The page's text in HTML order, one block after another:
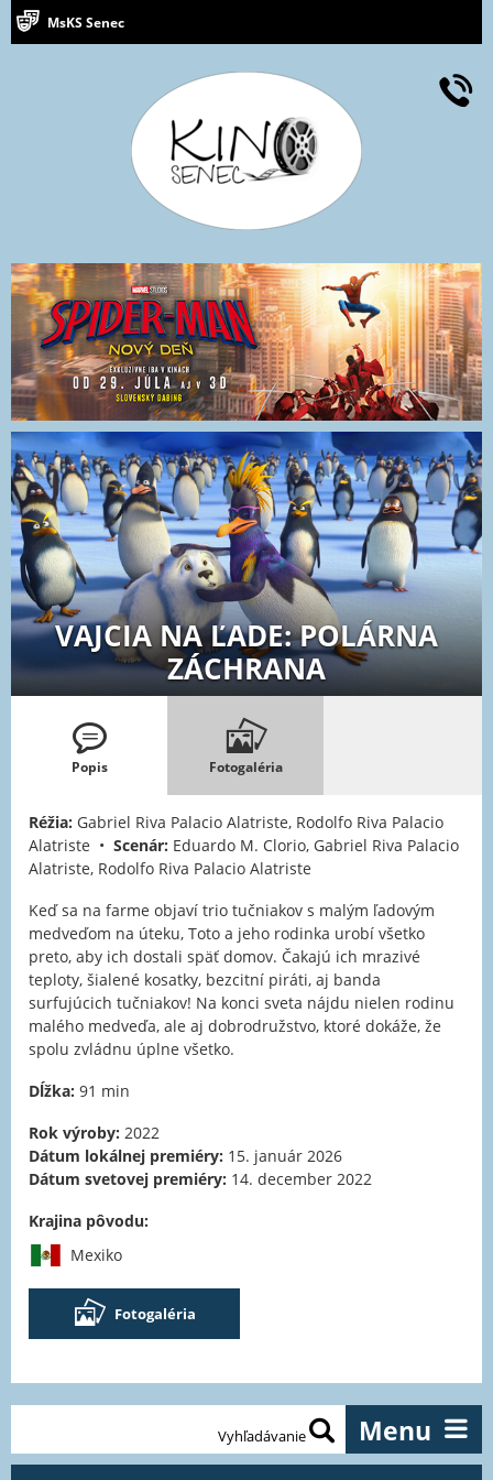
MsKS Senec
VAJCIA NA ĽADE: POLÁRNA
ZÁCHRANA
Popis Fotogaléria
Réžia: Gabriel Riva Palacio Alatriste, Rodolfo Riva Palacio
Alatriste • Scenár: Eduardo M. Clorio, Gabriel Riva Palacio
Alatriste, Rodolfo Riva Palacio Alatriste
Keď sa na farme objaví trio tučniakov s malým ľadovým
medveďom na úteku, Toto a jeho rodinka urobí všetko
preto, aby ich dostali späť domov. Čakajú ich mrazivé
teploty, šialené kosatky, bezcitní piráti, aj banda
surfujúcich tučniakov! Na konci sveta nájdu nielen rodinu
malého medveďa, ale aj dobrodružstvo, ktoré dokáže, že
spolu zvládnu úplne všetko.
Dĺžka: 91 min
Rok výroby: 2022
Dátum lokálnej premiéry: 15. január 2026
Dátum svetovej premiéry: 14. december 2022
Krajina pôvodu:
Mexiko
Fotogaléria
Menu
Vyhľadávanie